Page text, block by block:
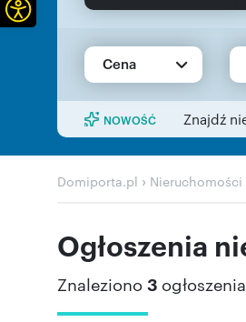
Cena
NOWOŚĆ Znajdź
Domiporta.pl ›
Ogłoszenia
Znaleziono 3 ogłoszenia